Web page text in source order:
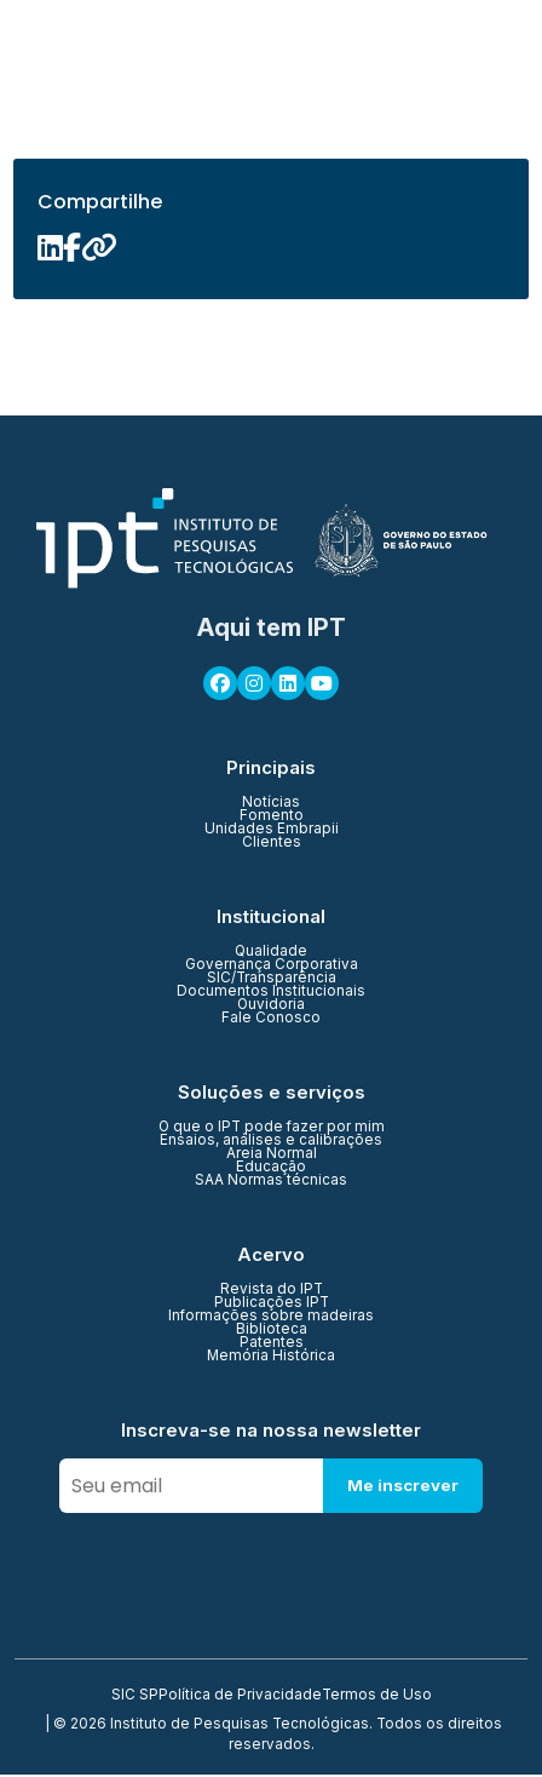
Compartilhe
Aqui tem IPT
Principais
Notícias
Fomento
Unidades Embrapii
Clientes
Institucional
Qualidade
Governança Corporativa
SIC/Transparência
Documentos Institucionais
Ouvidoria
Fale Conosco
Soluções e serviços
O que o IPT pode fazer por mim
Ensaios, análises e calibrações
Areia Normal
Educação
SAA Normas técnicas
Acervo
Revista do IPT
Publicações IPT
Informações sobre madeiras
Biblioteca
Patentes
Memória Histórica
Inscreva-se na nossa newsletter
Me inscrever
SIC SP Política de PrivacidadeTermos de Uso
| © 2026 Instituto de Pesquisas Tecnológicas. Todos os direitos
reservados.